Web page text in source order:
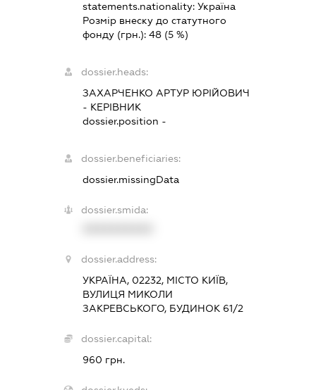
statements.nationality:Україна
Розмір внеску до статутного
фонду (грн.):48 (5 %)
dossier.heads:
ЗАХАРЧЕНКО АРТУР ЮРІЙОВИЧ
- КЕРІВНИК
dossier.position -
dossier.beneficiaries:
dossier.missingData
dossier.smida:
dossier.address:
УКРАЇНА, 02232, МІСТО КИЇВ,
ВУЛИЦЯ МИКОЛИ
ЗАКРЕВСЬКОГО, БУДИНОК 61/2
dossier.capital:
960 грн.